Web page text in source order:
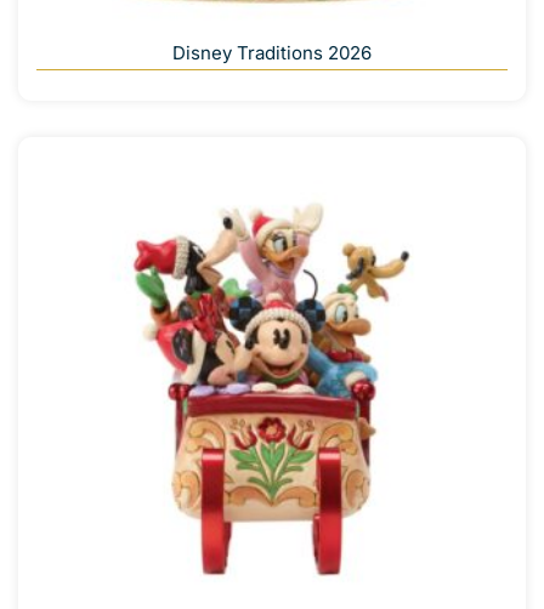
Disney Traditions 2026